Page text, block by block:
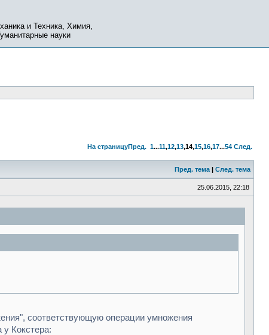
и Техника, Химия,
науки
На страницуПред. 1...11,12,13,14,15,16,17...54 След.
Пред. тема | След. тема
25.06.2015, 22:18
соответствующую операции умножения
у Кокстера: